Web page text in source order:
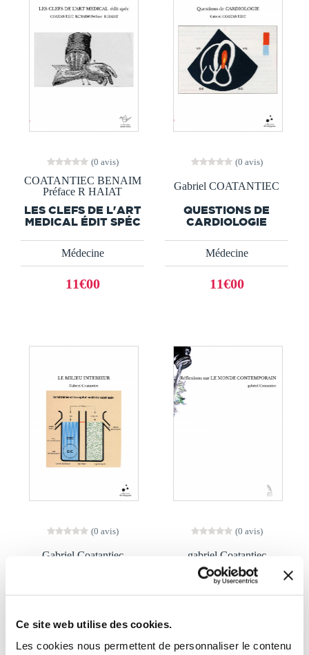
Ce site web utilise des cookies.
Les cookies nous permettent de personnaliser le contenu
(0 avis)
COATANTIEC BENAIM
Préface R HAIAT
LES CLEFS DE L'ART
MEDICAL ÉDIT SPÉC
Médecine
11€00
(0 avis)
Gabriel COATANTIEC
QUESTIONS DE
CARDIOLOGIE
Médecine
11€00
(0 avis)
Gabriel Coatantiec
Médecine
(0 avis)
gabriel Coatantiec
RÉFLEXIONS SUR LE